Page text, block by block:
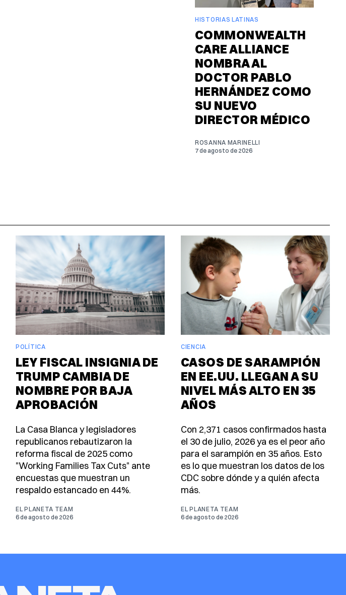
HISTORIAS LATINAS
COMMONWEALTH
CARE ALLIANCE
NOMBRA AL
DOCTOR PABLO
HERNÁNDEZ COMO
SU NUEVO
DIRECTOR MÉDICO
ROSANNA MARINELLI
7 de agosto de 2026
POLÍTICA
LEY FISCAL INSIGNIA DE
TRUMP CAMBIA DE
NOMBRE POR BAJA
APROBACIÓN
La Casa Blanca y legisladores
republicanos rebautizaron la
reforma fiscal de 2025 como
"Working Families Tax Cuts" ante
encuestas que muestran un
respaldo estancado en 44%.
EL PLANETA TEAM
6 de agosto de 2026
CIENCIA
CASOS DE SARAMPIÓN
EN EE.UU. LLEGAN A SU
NIVEL MÁS ALTO EN 35
AÑOS
Con 2,371 casos confirmados hasta
el 30 de julio, 2026 ya es el peor año
para el sarampión en 35 años. Esto
es lo que muestran los datos de los
CDC sobre dónde y a quién afecta
más.
EL PLANETA TEAM
6 de agosto de 2026